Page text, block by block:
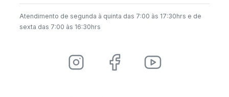
Atendimento de segunda à quinta das 7:00 às 17:30hrs e de
sexta das 7:00 às 16:30hrs